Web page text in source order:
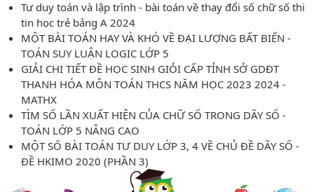
Tư duy toán và lập trình - bài toán về thay đổi số chữ số thi
tin học trẻ bảng A 2024
MỘT BÀI TOÁN HAY VÀ KHÓ VỀ ĐẠI LƯỢNG BẤT BIẾN -
TOÁN SUY LUẬN LOGIC LỚP 5
GIẢI CHI TIẾT ĐỀ HỌC SINH GIỎI CẤP TỈNH SỞ GDĐT
THANH HÓA MÔN TOÁN THCS NĂM HỌC 2023 2024 -
MATHX
TÌM SỐ LẦN XUẤT HIỆN CỦA CHỮ SỐ TRONG DÃY SỐ -
TOÁN LỚP 5 NÂNG CAO
MỘT SỐ BÀI TOÁN TƯ DUY LỚP 3, 4 VỀ CHỦ ĐỀ DÃY SỐ -
ĐỀ HKIMO 2020 (PHẦN 3)